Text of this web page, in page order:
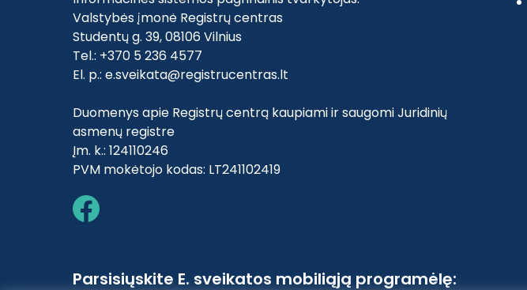
Valstybės įmonė Registrų centras
Studentų g. 39, 08106 Vilnius
Tel.: +370 5 236 4577
El. p.: e.sveikata@registrucentras.lt
Duomenys apie Registrų centrą kaupiami ir saugomi Juridinių
asmenų registre
Įm. k.: 124110246
PVM mokėtojo kodas: LT241102419
Parsisiųskite E. sveikatos mobiliąją programėlę: